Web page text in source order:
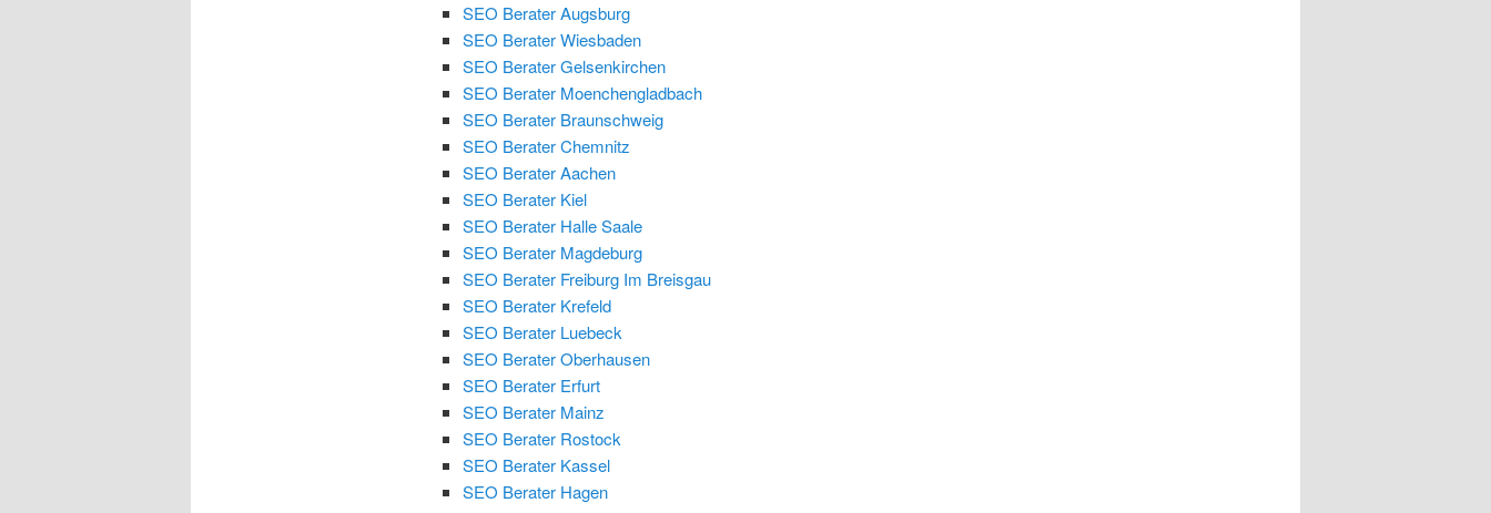
SEO Berater Augsburg
SEO Berater Wiesbaden
SEO Berater Gelsenkirchen
SEO Berater Moenchengladbach
SEO Berater Braunschweig
SEO Berater Chemnitz
SEO Berater Aachen
SEO Berater Kiel
SEO Berater Halle Saale
SEO Berater Magdeburg
SEO Berater Freiburg Im Breisgau
SEO Berater Krefeld
SEO Berater Luebeck
SEO Berater Oberhausen
SEO Berater Erfurt
SEO Berater Mainz
SEO Berater Rostock
SEO Berater Kassel
SEO Berater Hagen